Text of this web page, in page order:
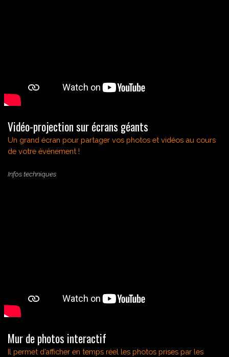
Vidéo-projection sur écrans géants
Un grand écran pour partager vos photos et vidéos au cours
de votre événement !
Infos techniques
Mur de photos interactif
Il permet d’afficher en temps réel les photos prises par les